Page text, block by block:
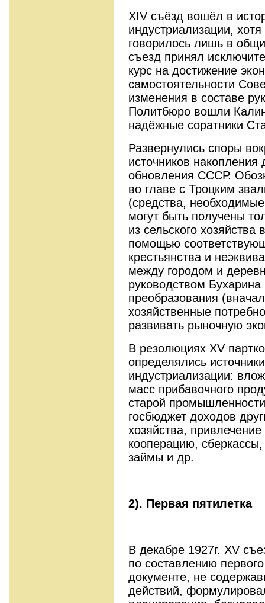
XIV съёзд вошёл в
индустриализации,
говорилось лишь в
съезд принял
курс на достижение
самостоятельности
изменения в составе
Политбюро вошли
надёжные соратники
Развернулись споры
источников накопления
обновления СССР.
во главе с Троцким
(средства,
могут быть получены
из сельского
помощью
крестьянства и
между городом и
руководством
преобразования
хозяйственные
развивать рыночную
В резолюциях XV
определялись
индустриализации:
масс прибавочного
старой
госбюджет доходов
хозяйства,
кооперацию,
займы и др.
2). Первая пятилетка
В декабре 1927г. XV
по составлению
документе, не
действий,